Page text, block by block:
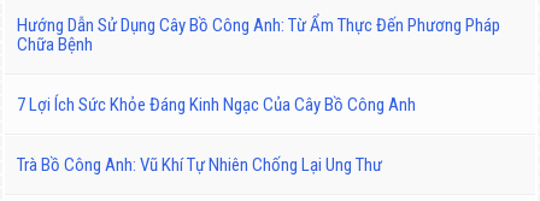
Hướng Dẫn Sử Dụng Cây Bồ Công Anh: Từ Ẩm Thực Đến Phương Pháp
Chữa Bệnh
7 Lợi Ích Sức Khỏe Đáng Kinh Ngạc Của Cây Bồ Công Anh
Trà Bồ Công Anh: Vũ Khí Tự Nhiên Chống Lại Ung Thư